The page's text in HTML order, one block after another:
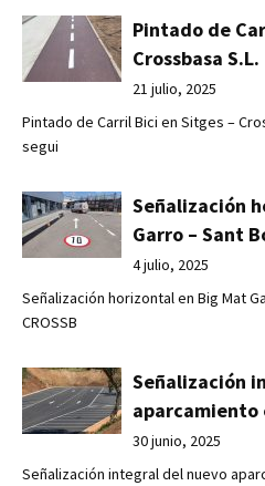
Pintado de
Crossbasa S.L.
21 julio, 2025
Pintado de Carril Bici en Sitges –
segui
Señalización
Garro – Sant
4 julio, 2025
Señalización horizontal en Big Mat
CROSSB
Señalización
aparcamiento
30 junio, 2025
Señalización integral del nuevo